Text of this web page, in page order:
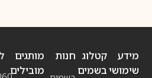
מידע
שימושי
חנות
קטלוג
בשמים
מותגים
מובילים